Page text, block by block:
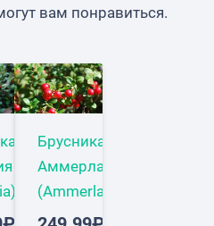
с легкой горчинкой.
— в мае и июле.
раз в июле августе,
кислые и гумусовые
и полузатененные
вам понравиться.
Брусника
Аммерланд
(Ammerland)